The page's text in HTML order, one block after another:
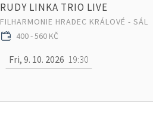
RUDY LINKA TRIO LIVE
FILHARMONIE HRADEC KRÁLOVÉ - SÁL
400 - 560 KČ
Fri, 9. 10. 2026 19:30